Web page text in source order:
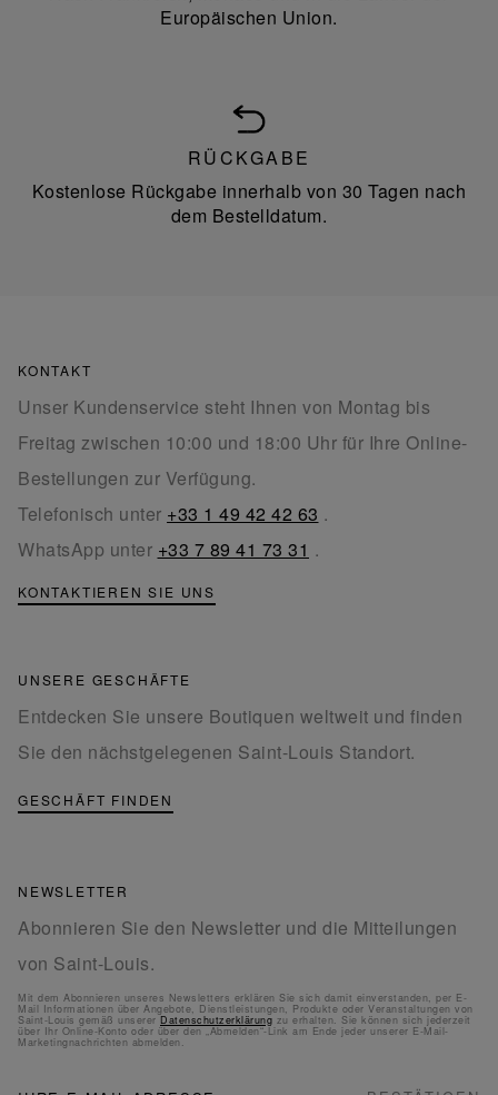
Europäischen Union.
RÜCKGABE
Kostenlose Rückgabe innerhalb von 30 Tagen nach
dem Bestelldatum.
KONTAKT
Unser Kundenservice steht Ihnen von Montag bis
Freitag zwischen 10:00 und 18:00 Uhr für Ihre Online-
Bestellungen zur Verfügung.
Telefonisch unter +33 1 49 42 42 63 .
WhatsApp unter +33 7 89 41 73 31 .
KONTAKTIEREN SIE UNS
UNSERE GESCHÄFTE
Entdecken Sie unsere Boutiquen weltweit und finden
Sie den nächstgelegenen Saint-Louis Standort.
GESCHÄFT FINDEN
NEWSLETTER
Abonnieren Sie den Newsletter und die Mitteilungen
von Saint-Louis.
Mit dem Abonnieren unseres Newsletters erklären Sie sich damit einverstanden, per E-
Mail Informationen über Angebote, Dienstleistungen, Produkte oder Veranstaltungen von
Saint-Louis gemäß unserer Datenschutzerklärung zu erhalten. Sie können sich jederzeit
über Ihr Online-Konto oder über den „Abmelden“-Link am Ende jeder unserer E-Mail-
Marketingnachrichten abmelden.